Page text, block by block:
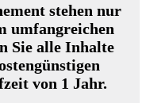
stehen nur
umfangreichen
Sie alle Inhalte
von 1 Jahr.